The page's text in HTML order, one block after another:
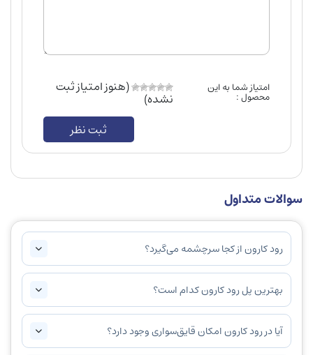
امتیاز شما به این
محصول :
(هنوز امتیاز ثبت
نشده)
ثبت نظر
سوالات متداول
رود کارون از کجا سرچشمه می‌گیرد؟
بهترین پل رود کارون کدام است؟
آیا در رود کارون امکان قایق‌سواری وجود دارد؟